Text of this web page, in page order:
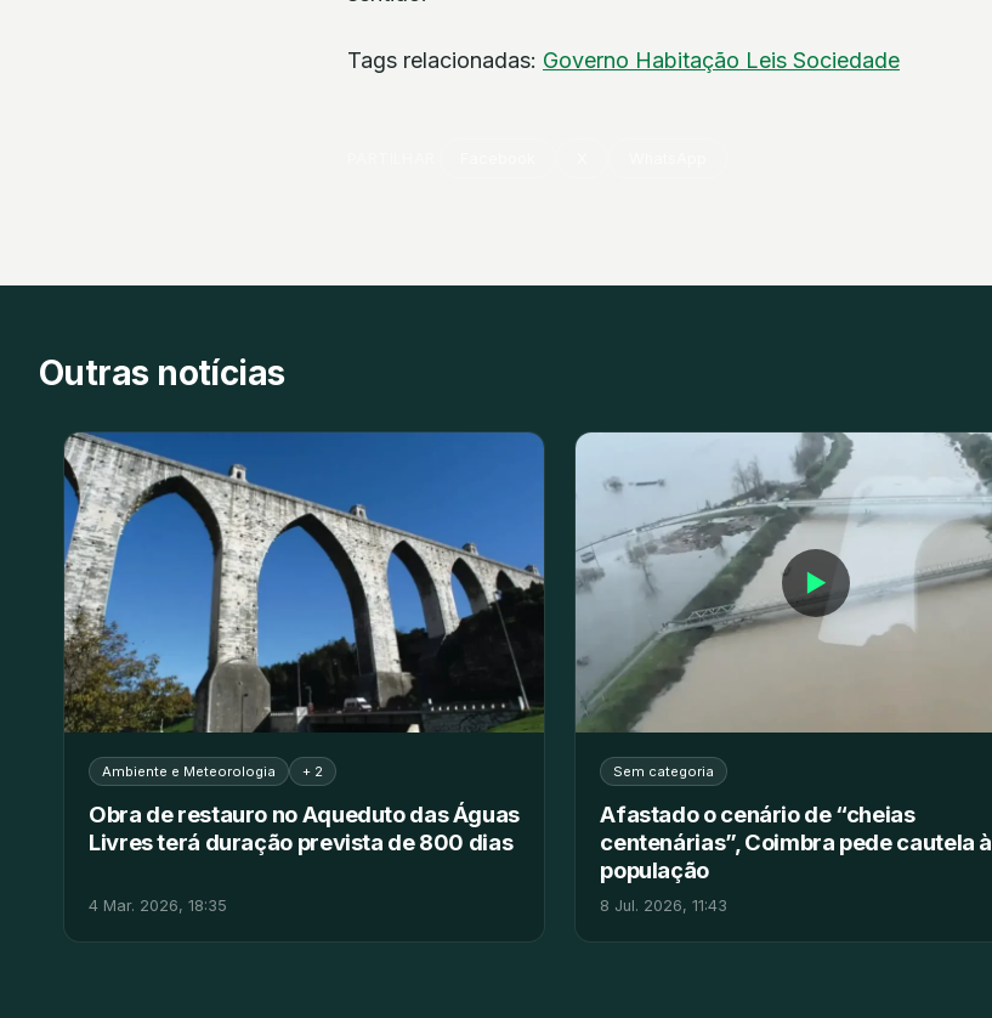
Tags relacionadas: Governo Habitação Leis Sociedade
Outras notícias
Ambiente e Meteorologia + 2
Obra de restauro no Aqueduto das Águas
Livres terá duração prevista de 800 dias
4 Mar. 2026, 18:35
▶
Sem categoria
Afastado o cenário de “cheias
centenárias”, Coimbra pede cautela à
população
8 Jul. 2026, 11:43